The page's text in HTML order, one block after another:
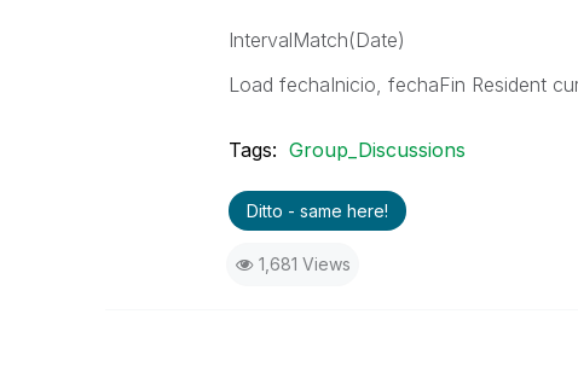
IntervalMatch(Date)
Load fechaInicio, fechaFin Resident
Tags: Group_Discussions
Ditto - same here!
1,681 Views